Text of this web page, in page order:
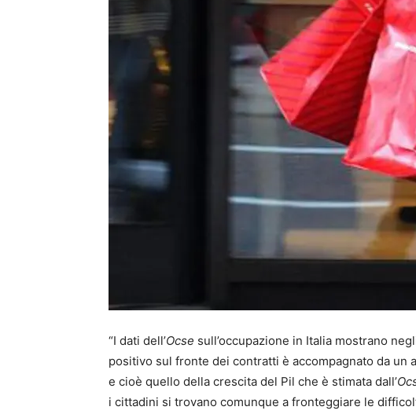
“I dati dell’Ocse sull’occupazione in Italia mostrano
positivo sul fronte dei contratti è accompagnato da un
e cioè quello della crescita del Pil che è stimata dall’
i cittadini si trovano comunque a fronteggiare le